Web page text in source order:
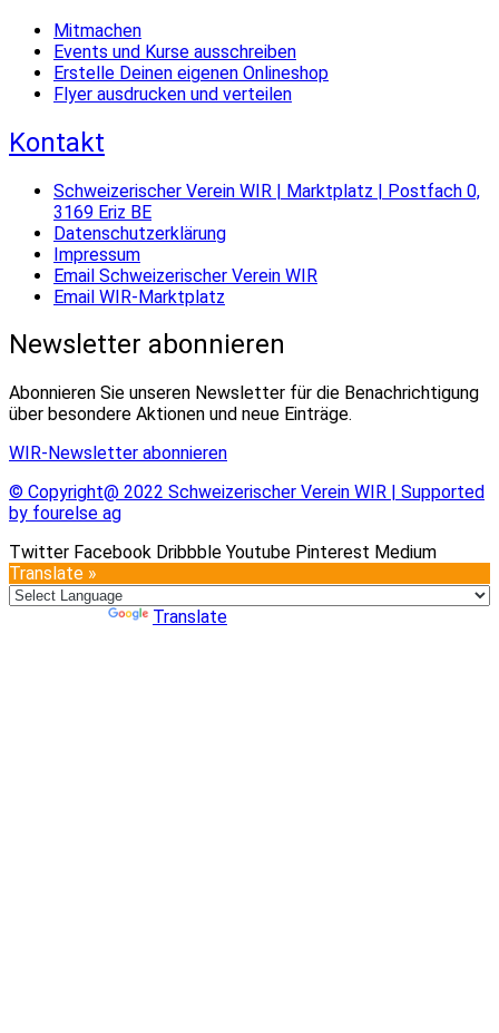
Mitmachen
Events und Kurse ausschreiben
Erstelle Deinen eigenen Onlineshop
Flyer ausdrucken und verteilen
Kontakt
Schweizerischer Verein WIR | Marktplatz | Postfach 0,
3169 Eriz BE
Datenschutzerklärung
Impressum
Email Schweizerischer Verein WIR
Email WIR-Marktplatz
Newsletter abonnieren
Abonnieren Sie unseren Newsletter für die Benachrichtigung
über besondere Aktionen und neue Einträge.
WIR-Newsletter abonnieren
© Copyright@ 2022 Schweizerischer Verein WIR | Supported
by fourelse ag
Twitter Facebook Dribbble Youtube Pinterest Medium
Translate »
Translate